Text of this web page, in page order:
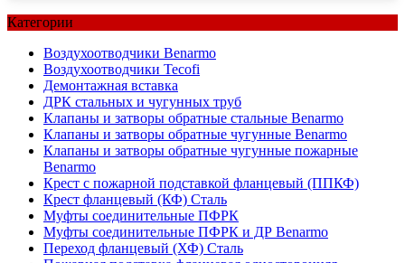
Категории
Воздухоотводчики Benarmo
Воздухоотводчики Tecofi
Демонтажная вставка
ДРК стальных и чугунных труб
Клапаны и затворы обратные стальные Benarmo
Клапаны и затворы обратные чугунные Benarmo
Клапаны и затворы обратные чугунные пожарные
Benarmo
Крест с пожарной подставкой фланцевый (ППКФ)
Крест фланцевый (КФ) Сталь
Муфты соединительные ПФРК
Муфты соединительные ПФРК и ДР Benarmo
Переход фланцевый (ХФ) Сталь